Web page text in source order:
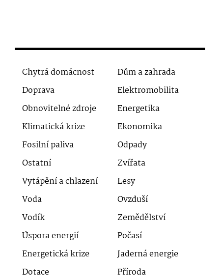
Chytrá domácnost
Dům a zahrada
Doprava
Elektromobilita
Obnovitelné zdroje
Energetika
Klimatická krize
Ekonomika
Fosilní paliva
Odpady
Ostatní
Zvířata
Vytápění a chlazení
Lesy
Voda
Ovzduší
Vodík
Zemědělství
Úspora energií
Počasí
Energetická krize
Jaderná energie
Dotace
Příroda